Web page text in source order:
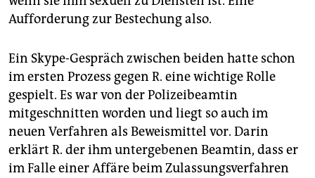
Aufforderung zur Bestechung also.
Ein Skype-Gespräch zwischen beiden hatte schon
im ersten Prozess gegen R. eine wichtige Rolle
gespielt. Es war von der Polizeibeamtin
mitgeschnitten worden und liegt so auch im
neuen Verfahren als Beweismittel vor. Darin
erklärt R. der ihm untergebenen Beamtin, dass er
im Falle einer Affäre beim Zulassungsverfahren